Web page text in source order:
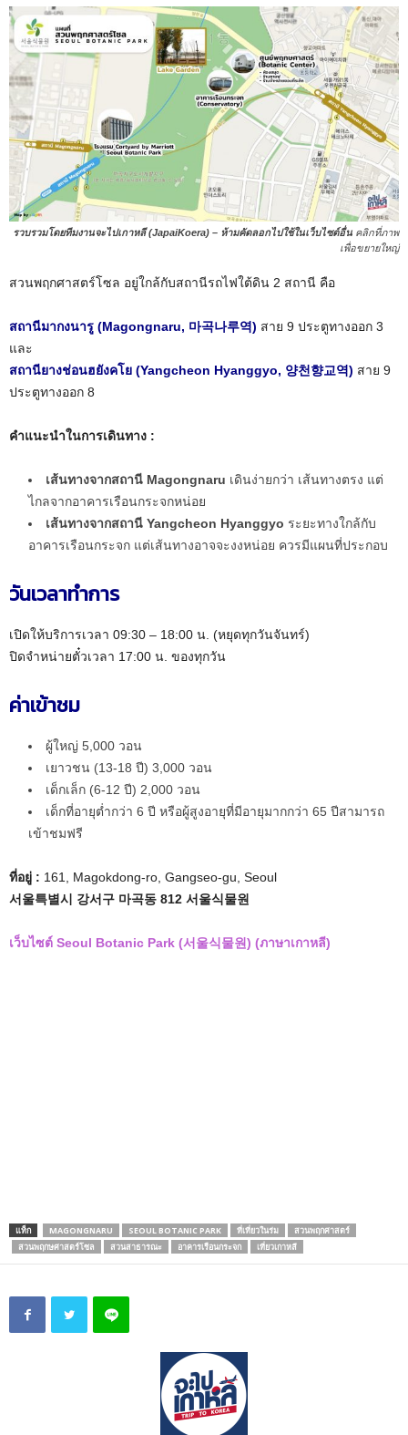
รวบรวมโดยทีมงานจะไปเกาหลี (JapaiKoera) – ห้ามคัดลอกไปใช้ในเว็บไซต์อื่น คลิกที่ภาพ
เพื่อขยายใหญ่
สวนพฤกศาสตร์โซล อยู่ใกล้กับสถานีรถไฟใต้ดิน 2 สถานี คือ
สถานีมากงนารู (Magongnaru, 마곡나루역) สาย 9 ประตูทางออก 3
และ
สถานียางช่อนฮยังคโย (Yangcheon Hyanggyo, 양천향교역) สาย 9
ประตูทางออก 8
คำแนะนำในการเดินทาง :
เส้นทางจากสถานี Magongnaru เดินง่ายกว่า เส้นทางตรง แต่
ไกลจากอาคารเรือนกระจกหน่อย
เส้นทางจากสถานี Yangcheon Hyanggyo ระยะทางใกล้กับ
อาคารเรือนกระจก แต่เส้นทางอาจจะงงหน่อย ควรมีแผนที่ประกอบ
วันเวลาทำการ
เปิดให้บริการเวลา 09:30 – 18:00 น. (หยุดทุกวันจันทร์)
ปิดจำหน่ายตั๋วเวลา 17:00 น. ของทุกวัน
ค่าเข้าชม
ผู้ใหญ่ 5,000 วอน
เยาวชน (13-18 ปี) 3,000 วอน
เด็กเล็ก (6-12 ปี) 2,000 วอน
เด็กที่อายุต่ำกว่า 6 ปี หรือผู้สูงอายุที่มีอายุมากกว่า 65 ปีสามารถ
เข้าชมฟรี
ที่อยู่ : 161, Magokdong-ro, Gangseo-gu, Seoul
서울특별시 강서구 마곡동 812 서울식물원
เว็บไซต์ Seoul Botanic Park (서울식물원) (ภาษาเกาหลี)
แท็ก MAGONGNARU SEOUL BOTANIC PARK ที่เที่ยวในร่ม
สวนพฤกศาสตร์
สวนพฤกษศาสตร์โซล
สวนสาธารณะ อาคารเรือนกระจก เที่ยวเกาหลี